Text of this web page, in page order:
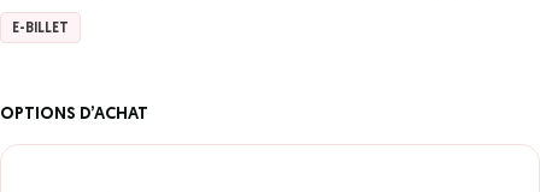
E-BILLET
OPTIONS D’ACHAT